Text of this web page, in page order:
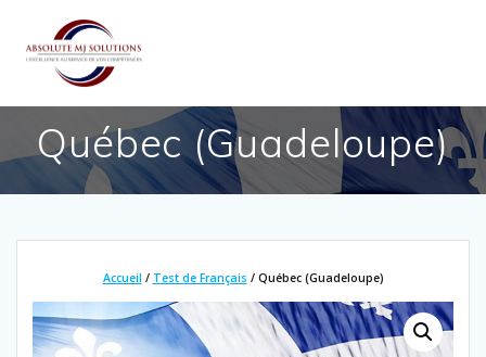
Québec (Guadeloupe)
Accueil / Test de Français / Québec (Guadeloupe)